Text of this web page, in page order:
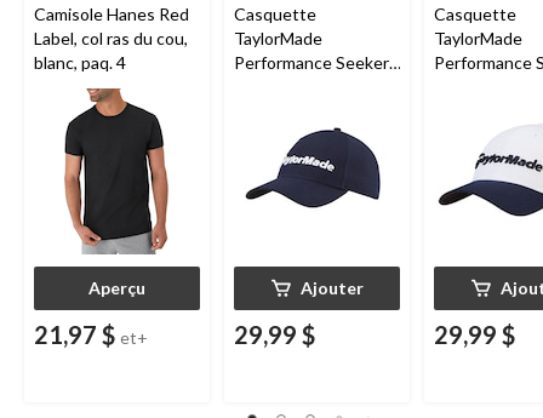
Camisole Hanes Red
Label, col ras du cou,
blanc, paq. 4
Aperçu
21,97 $ et+
Casquette
TaylorMade
Performance Seeker,
Ajouter
29,99 $
Casquette
TaylorMade
Performance
29,99 $